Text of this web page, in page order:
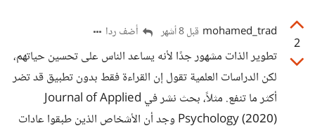
2
mohamed_trad قبل 8 أشهر أضف ردا
تطوير الذات مشهور جدًا لأنه يساعد الناس على تحسين حياتهم،
لكن الدراسات العلمية تقول إن القراءة فقط بدون تطبيق قد تضر
أكثر ما تنفع. مثلاً، بحث نشر في Journal of Applied
Psychology (2020) وجد أن الأشخاص الذين طبقوا عادات